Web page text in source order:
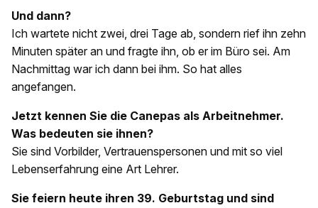
Und dann?
Ich wartete nicht zwei, drei Tage ab, sondern rief ihn zehn
Minuten später an und fragte ihn, ob er im Büro sei. Am
Nachmittag war ich dann bei ihm. So hat alles
angefangen.
Jetzt kennen Sie die Canepas als Arbeitnehmer.
Was bedeuten sie ihnen?
Sie sind Vorbilder, Vertrauenspersonen und mit so viel
Lebenserfahrung eine Art Lehrer.
Sie feiern heute ihren 39. Geburtstag und sind